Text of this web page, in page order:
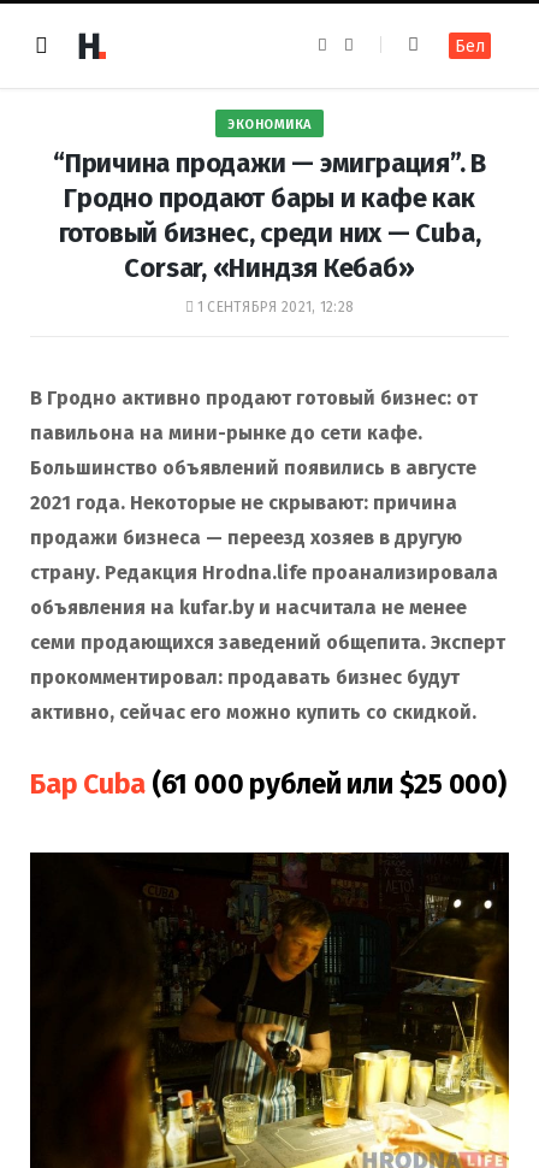
e
k
t
a
m
Бел
ЭКОНОМИКА
“Причина продажи — эмиграция”. В
Гродно продают бары и кафе как
готовый бизнес, среди них — Cuba,
Corsar, «Ниндзя Кебаб»
1 СЕНТЯБРЯ 2021, 12:28
В Гродно активно продают готовый бизнес: от
павильона на мини-рынке до сети кафе.
Большинство объявлений появились в августе
2021 года. Некоторые не скрывают: причина
продажи бизнеса — переезд хозяев в другую
страну. Редакция Hrodna.life проанализировала
объявления на kufar.by и насчитала не менее
семи продающихся заведений общепита. Эксперт
прокомментировал: продавать бизнес будут
активно, сейчас его можно купить со скидкой.
Бар Cuba (61 000 рублей или $25 000)